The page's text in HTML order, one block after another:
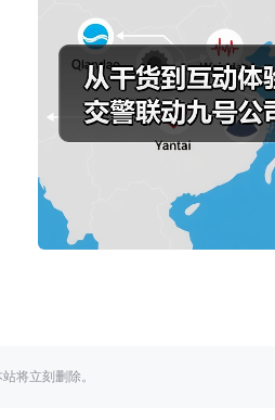
将立刻删除。